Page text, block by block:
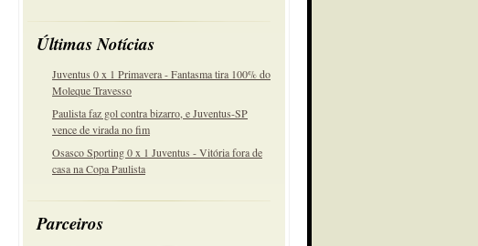
Últimas Notícias
Juventus 0 x 1 Primavera - Fantasma tira 100% do
Moleque Travesso
Paulista faz gol contra bizarro, e Juventus-SP
vence de virada no fim
Osasco Sporting 0 x 1 Juventus - Vitória fora de
casa na Copa Paulista
Parceiros